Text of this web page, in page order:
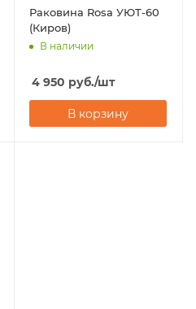
Раковина Rosa УЮТ-60
(Киров)
В наличии
4 950 руб./шт
В корзину